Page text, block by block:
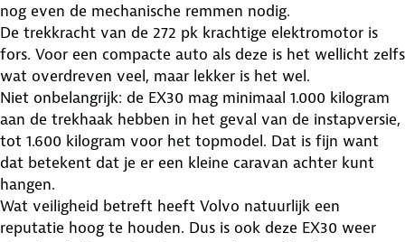
nog even de mechanische remmen nodig.
De trekkracht van de 272 pk krachtige elektromotor is
fors. Voor een compacte auto als deze is het wellicht zelfs
wat overdreven veel, maar lekker is het wel.
Niet onbelangrijk: de EX30 mag minimaal 1.000 kilogram
aan de trekhaak hebben in het geval van de instapversie,
tot 1.600 kilogram voor het topmodel. Dat is fijn want
dat betekent dat je er een kleine caravan achter kunt
hangen.
Wat veiligheid betreft heeft Volvo natuurlijk een
reputatie hoog te houden. Dus is ook deze EX30 weer